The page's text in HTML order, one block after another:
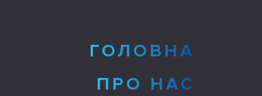
ГОЛОВНА
ПРО НАС